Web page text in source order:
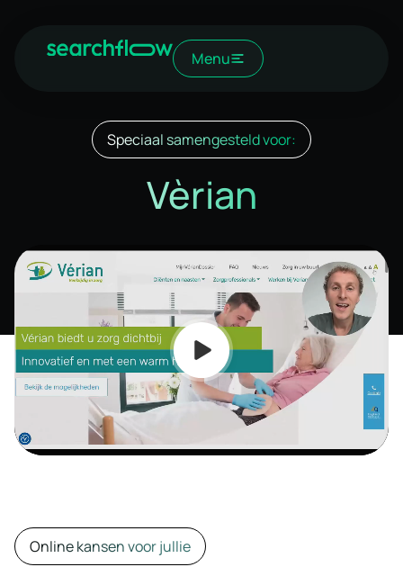
Menu
Speciaal samengesteld voor:
Vèrian
Online kansen voor jullie